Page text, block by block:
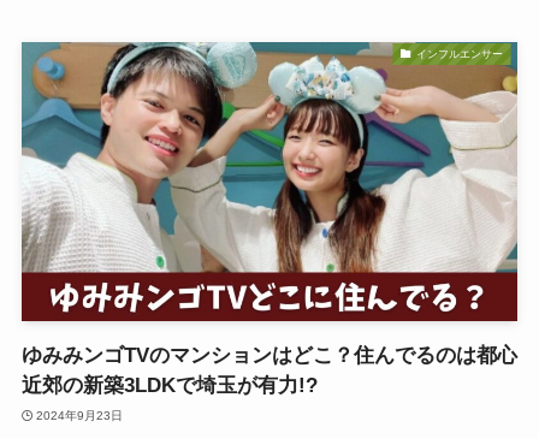
インフルエンサー
ゆみみンゴTVのマンションはどこ？住んでるのは都心
近郊の新築3LDKで埼玉が有力!?
2024年9月23日